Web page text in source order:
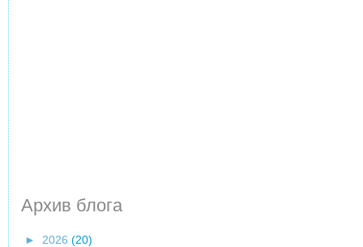
Архив блога
► 2026(20)